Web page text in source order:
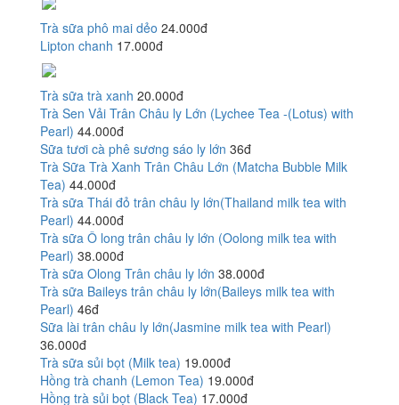
Trà sữa phô mai dẻo 24.000đ
Lipton chanh 17.000đ
Trà sữa trà xanh 20.000đ
Trà Sen Vải Trân Châu ly Lớn (Lychee Tea -(Lotus) with
Pearl) 44.000đ
Sữa tươi cà phê sương sáo ly lớn 36đ
Trà Sữa Trà Xanh Trân Châu Lớn (Matcha Bubble Milk
Tea) 44.000đ
Trà sữa Thái đỏ trân châu ly lớn(Thailand milk tea with
Pearl) 44.000đ
Trà sữa Ô long trân châu ly lớn (Oolong milk tea with
Pearl) 38.000đ
Trà sữa Olong Trân châu ly lớn 38.000đ
Trà sữa Baileys trân châu ly lớn(Baileys milk tea with
Pearl) 46đ
Sữa lài trân châu ly lớn(Jasmine milk tea with Pearl)
36.000đ
Trà sữa sủi bọt (Milk tea) 19.000đ
Hồng trà chanh (Lemon Tea) 19.000đ
Hồng trà sủi bọt (Black Tea) 17.000đ